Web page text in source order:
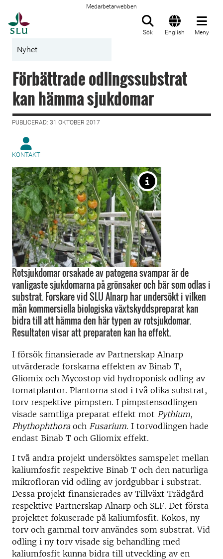
Medarbetarwebben
Sök English Meny
Nyhet
Förbättrade odlingssubstrat
kan hämma sjukdomar
PUBLICERAD: 31 OKTOBER 2017
KONTAKT
Rotsjukdomar orsakade av patogena svampar är de
vanligaste sjukdomarna på grönsaker och bär som odlas i
substrat. Forskare vid SLU Alnarp har undersökt i vilken
mån kommersiella biologiska växtskyddspreparat kan
bidra till att hämma den här typen av rotsjukdomar.
Resultaten visar att preparaten kan ha effekt.
I försök finansierade av Partnerskap Alnarp
utvärderade forskarna effekten av Binab T,
Gliomix och Mycostop vid hydroponisk odling av
tomatplantor. Plantorna stod i två olika substrat,
torv respektive pimpsten. I pimpstensodlingen
visade samtliga preparat effekt mot Pythium,
Phythophthoraoch Fusarium. I torvodlingen hade
endast Binab T och Gliomix effekt.
I två andra projekt undersöktes samspelet mellan
kaliumfosfit respektive Binab T och den naturliga
mikrofloran vid odling av jordgubbar i substrat.
Dessa projekt finansierades av Tillväxt Trädgård
respektive Partnerskap Alnarp och SLF. Det första
projektet fokuserade på kaliumfosfit. Kokos, ny
torv och gammal torv användes som substrat. Vid
odling i ny torv visade sig behandling med
kaliumfosfit kunna bidra till utveckling av en